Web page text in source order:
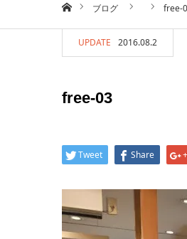
ホームブログ free-
UPDATE 2016.08.2
free-03
Tweet Share